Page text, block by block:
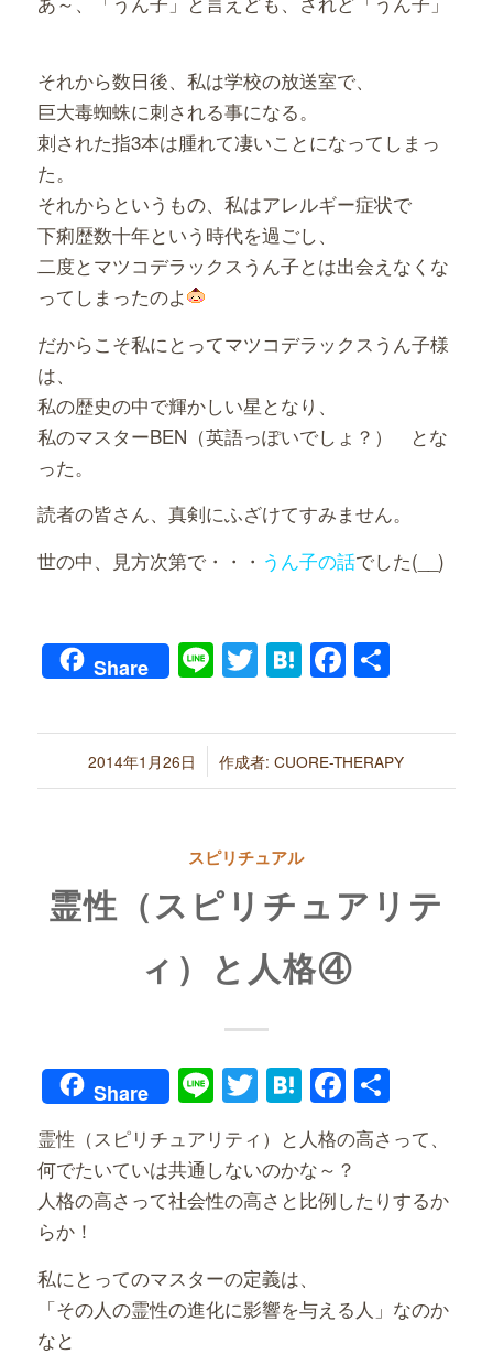
それから数日後、私は学校の放送室で、
巨大毒蜘蛛に刺される事になる。
刺された指3本は腫れて凄いことになってしまっ
た。
それからというもの、私はアレルギー症状で
下痢歴数十年という時代を過ごし、
二度とマツコデラックスうん子とは出会えなくな
ってしまったのよ
だからこそ私にとってマツコデラックスうん子様
は、
私の歴史の中で輝かしい星となり、
私のマスターBEN（英語っぽいでしょ？）
とな
った。
読者の皆さん、真剣にふざけてすみません。
世の中、見方次第で・・・ うん子の話でした(__)
Share LineTwitter
Hatena共
2014年1月26日
/ 作成者:CUORE-THERAPY
スピリチュアル
霊性（スピリチュアリテ
ィ）と人格④
Share LineTwitter
Hatena共
有
霊性（スピリチュアリティ）と人格の高さって、
何でたいていは共通しないのかな～？
人格の高さって社会性の高さと比例したりするか
らか！
私にとってのマスターの定義は、
「その人の霊性の進化に影響を与える人」なのか
なと